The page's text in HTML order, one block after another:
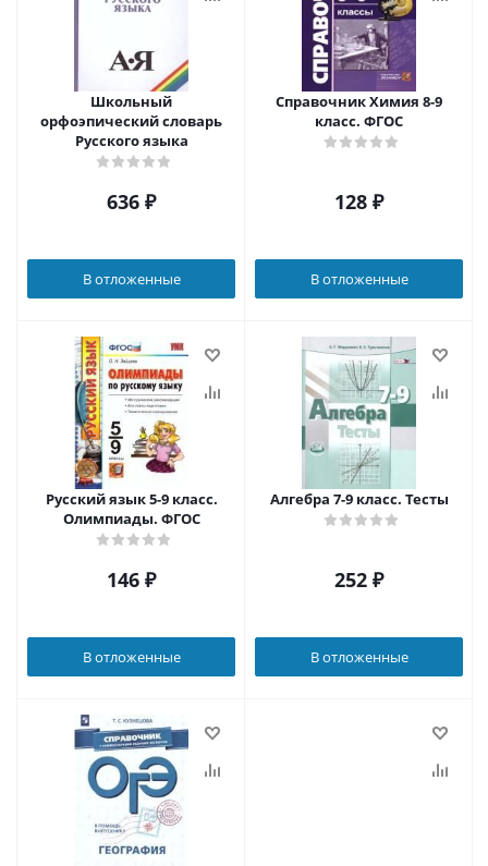
Школьный
орфоэпический словарь
Русского языка
636 ₽
В отложенные
Справочник Химия 8-9
класс. ФГОС
128 ₽
В отложенные
Русский язык 5-9 класс.
Олимпиады. ФГОС
146 ₽
В отложенные
Алгебра 7-9 класс. Тесты
252 ₽
В отложенные